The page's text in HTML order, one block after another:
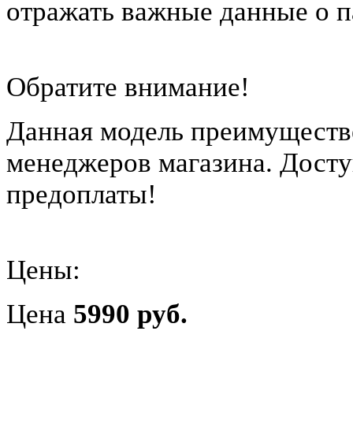
отражать важные данные о
Обратите внимание!
Данная модель
менеджеров магазина.
предоплаты!
Цены:
Цена 5990 руб.